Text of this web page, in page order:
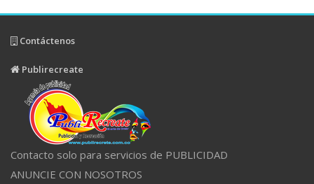
Contáctenos
Publirecreate
Contacto solo para servicios de PUBLICIDAD
ANUNCIE CON NOSOTROS